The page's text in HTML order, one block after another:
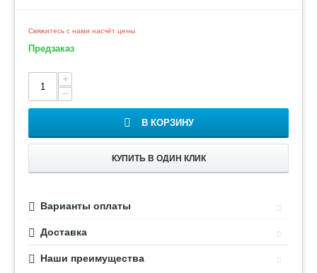
Свяжитесь с нами насчёт цены
Предзаказ
+
−
В КОРЗИНУ
КУПИТЬ В ОДИН КЛИК
Варианты оплаты
Доставка
Наши преимущества